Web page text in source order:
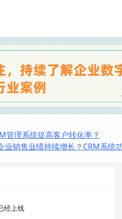
管理系统提高客户转化率？
业销售业绩持续增长？CRM系统
经上线